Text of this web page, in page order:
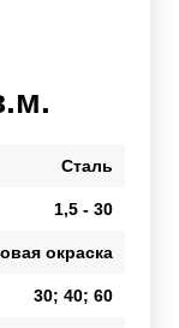
Сталь
1,5 - 30
окраска
30; 40; 60